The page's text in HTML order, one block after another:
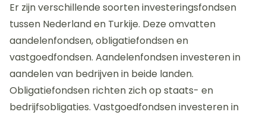
Er zijn verschillende soorten investeringsfondsen
tussen Nederland en Turkije. Deze omvatten
aandelenfondsen, obligatiefondsen en
vastgoedfondsen. Aandelenfondsen investeren in
aandelen van bedrijven in beide landen.
Obligatiefondsen richten zich op staats- en
bedrijfsobligaties. Vastgoedfondsen investeren in